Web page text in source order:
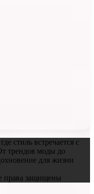
стиль встречается с
трендов моды до
для жизни
права защищены